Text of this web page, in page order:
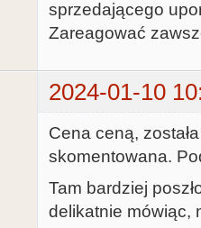
sprzedającego
Zareagować
2024-01-10
Cena ceną,
skomentowana.
Tam bardziej
delikatnie mówiąc,